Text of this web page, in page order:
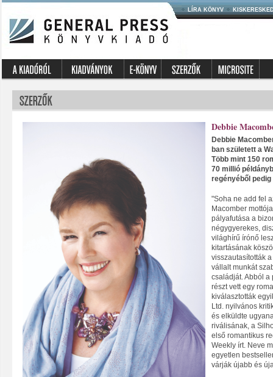
LÍRA KÖNYV
Debbie
Debbie
ban született a
Több mint 150
70 millió
regényéből
"Soha ne add fel
Macomber
pályafutása a
négygyerekes,
világhírű írónő
kitartásának
visszautasították
vállalt munkát
családját. Abból a
részt vett egy
kiválasztották
Ltd. nyilvános
és elküldte
riválisának, a
első romantikus
Weekly írt. Neve
egyetlen
várják újabb és